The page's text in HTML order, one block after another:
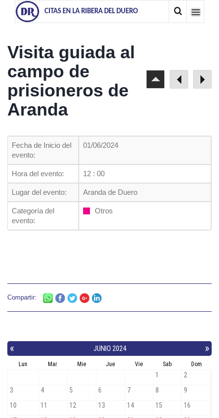
CITAS EN LA RIBERA DEL DUERO
Visita guiada al
campo de
prisioneros de
Aranda
Fecha de Inicio del
evento:
01/06/2024
Hora del evento: 12 : 00
Lugar del evento: Aranda de Duero
Categoría del
evento:
Otros
Compartir: